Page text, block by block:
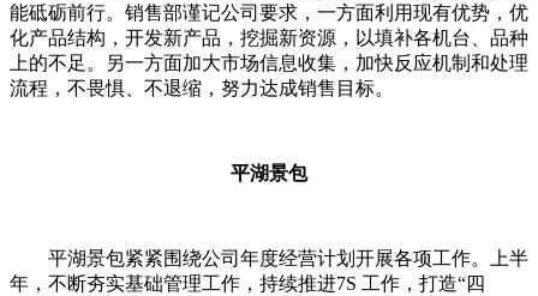
能砥砺前行。销售部谨记公司要求，一方面利用现有优势，优
化产品结构，开发新产品，挖掘新资源，以填补各机台、品种
上的不足。另一方面加大市场信息收集，加快反应机制和处理
流程，不畏惧、不退缩，努力达成销售目标。
平湖景包
平湖景包紧紧围绕公司年度经营计划开展各项工作。上半
年，不断夯实基础管理工作，持续推进7S 工作，打造“四